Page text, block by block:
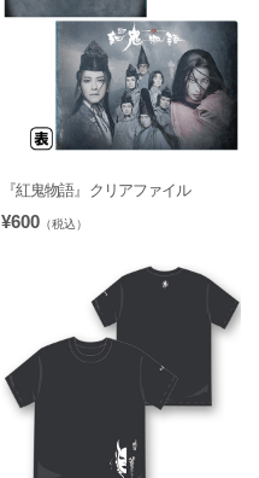
『紅鬼物語』クリアファイル
¥600 （税込）